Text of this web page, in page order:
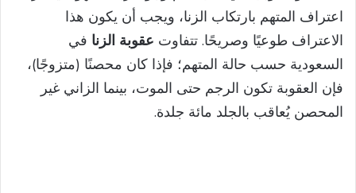
اعتراف المتهم بارتكاب الزنا، ويجب أن يكون هذا
الاعتراف طوعيًا وصريحًا. تتفاوت عقوبة الزنا في
السعودية حسب حالة المتهم؛ فإذا كان محصنًا (متزوجًا)،
فإن العقوبة تكون الرجم حتى الموت، بينما الزاني غير
المحصن يُعاقب بالجلد مائة جلدة.